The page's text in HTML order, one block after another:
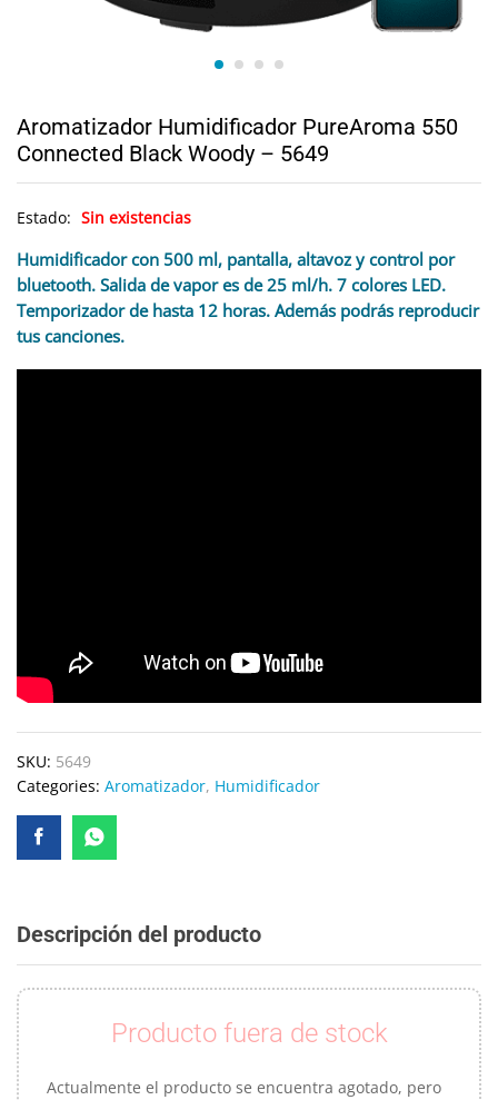
Aromatizador Humidificador PureAroma 550
Connected Black Woody – 5649
Estado: Sin existencias
Humidificador con 500 ml, pantalla, altavoz y control por
bluetooth. Salida de vapor es de 25 ml/h. 7 colores LED.
Temporizador de hasta 12 horas. Además podrás reproducir
tus canciones.
SKU: 5649
Categories: Aromatizador, Humidificador
Descripción del producto
Producto fuera de stock
Actualmente el producto se encuentra agotado, pero